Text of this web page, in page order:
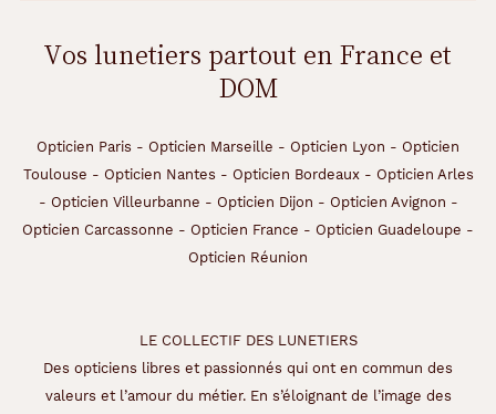
Vos lunetiers partout en France et
DOM
Opticien Paris - Opticien Marseille - Opticien Lyon - Opticien
Toulouse - Opticien Nantes - Opticien Bordeaux- Opticien Arles
- Opticien Villeurbanne - Opticien Dijon - Opticien Avignon -
Opticien Carcassonne - Opticien France - Opticien Guadeloupe -
Opticien Réunion
LE COLLECTIF DES LUNETIERS
Des opticiens libres et passionnés qui ont en commun des
valeurs et l’amour du métier. En s’éloignant de l’image des